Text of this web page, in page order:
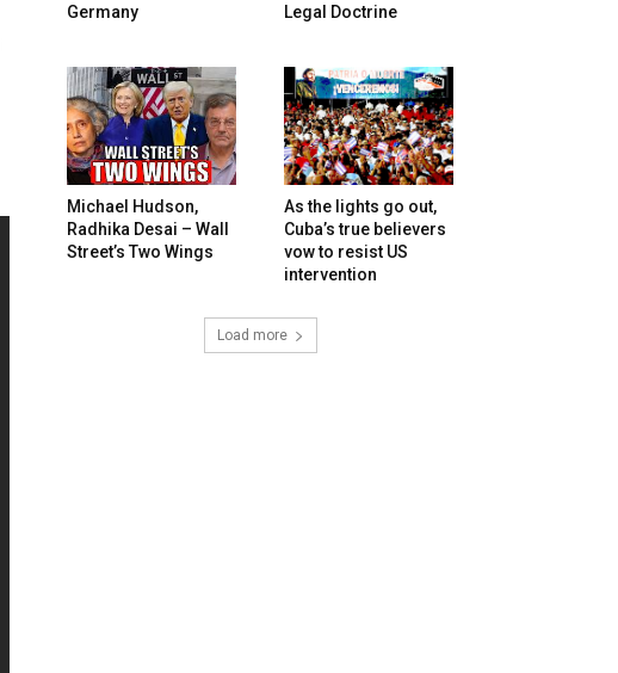
Germany
Legal Doctrine
Michael Hudson,
Radhika Desai – Wall
Street’s Two Wings
As the lights go out,
Cuba’s true believers
vow to resist US
intervention
Load more